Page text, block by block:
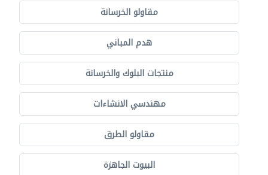
مقاولو الخرسانة
هدم المباني
منتجات البلوك والخرسانة
مهندسي الانشاءات
مقاولو الطرق
البيوت الجاهزة